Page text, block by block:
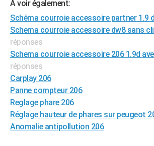
Art de vivre
Bien-être
Loisirs
Mode
Modes de vie
Alimentation
Guide de la santé
Maladies
Médicaments
Sommeil
VOYAGE
Destinations
City break
Voyage nature
Voyage de noces
Forum
Climat
PHOTO
GUIDES D'ACHAT
BONS PLANS
CARTE DE VOEUX
Carte de Noël
Carte Bonne année
Carte Saint-Valentin
Carte Pâques
Carte d'anniversaire
DICTIONNAIRE
A voir également:
Schéma courroie accessoire partner 1.9
Schema courroie accessoire dw8 sans
réponses
Schema courroie accessoire 206 1.9d
réponses
Carplay 206
Panne compteur 206
Reglage phare 206
Réglage hauteur de phares sur peugeot
Anomalie antipollution 206